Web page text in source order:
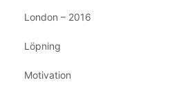
London – 2016
Löpning
Motivation